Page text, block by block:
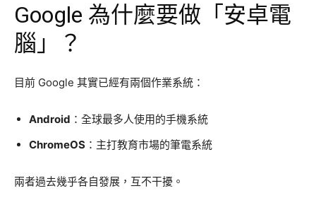
Google 為什麼要做「安卓電
腦」？
目前 Google 其實已經有兩個作業系統：
Android ：全球最多人使用的手機系統
ChromeOS ：主打教育市場的筆電系統
兩者過去幾乎各自發展，互不干擾。